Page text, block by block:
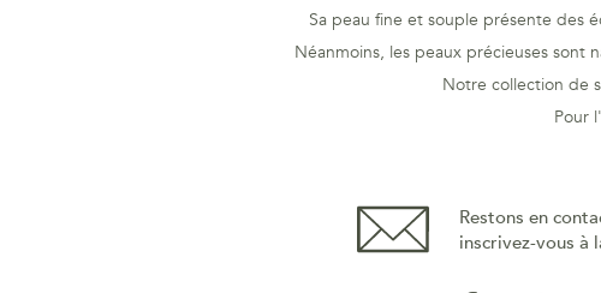
Sa peau fine et souple présente des
Néanmoins, les peaux précieuses sont
Notre collection de
Pour
Restons en
inscrivez-vous à